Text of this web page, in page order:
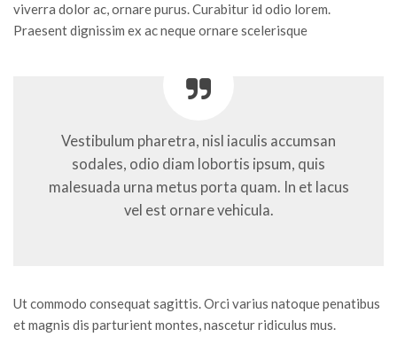
viverra dolor ac, ornare purus. Curabitur id odio lorem.
Praesent dignissim ex ac neque ornare scelerisque
Vestibulum pharetra, nisl iaculis accumsan
sodales, odio diam lobortis ipsum, quis
malesuada urna metus porta quam. In et lacus
vel est ornare vehicula.
Ut commodo consequat sagittis. Orci varius natoque penatibus
et magnis dis parturient montes, nascetur ridiculus mus.